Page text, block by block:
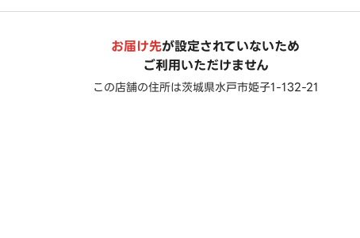
お届け先が設定されていないため
ご利用いただけません
この店舗の住所は茨城県水戸市姫子1-132-21